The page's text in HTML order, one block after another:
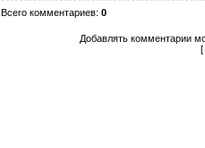
Всего комментариев: 0
Добавлять комментарии
[